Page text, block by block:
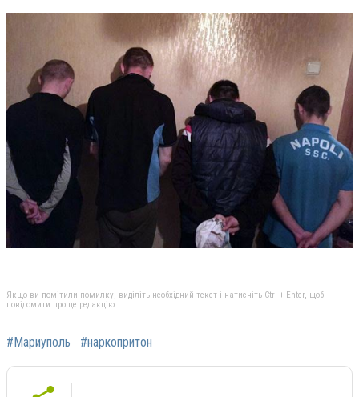
Якщо ви помітили помилку, виділіть необхідний текст і натисніть Ctrl + Enter, щоб
повідомити про це редакцію
#Мариуполь #наркопритон